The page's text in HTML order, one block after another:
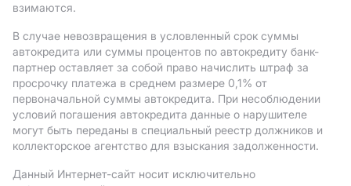
взимаются.
В случае невозвращения в условленный срок суммы
автокредита или суммы процентов по автокредиту банк-
партнер оставляет за собой право начислить штраф за
просрочку платежа в среднем размере 0,1% от
первоначальной суммы автокредита. При несоблюдении
условий погашения автокредита данные о нарушителе
могут быть переданы в специальный реестр должников и
коллекторское агентство для взыскания задолженности.
Данный Интернет-сайт носит исключительно